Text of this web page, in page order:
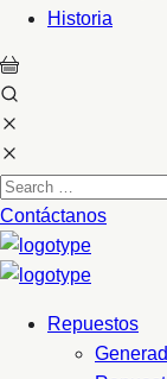
Historia
Contáctanos
Repuestos